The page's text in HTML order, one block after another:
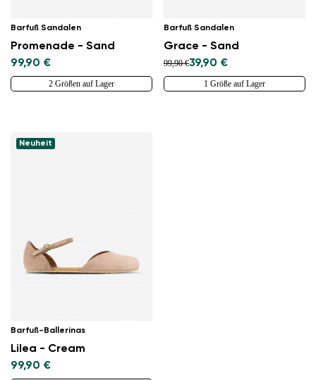
Land ändern
Barfuß Sandalen
Promenade - Sand
99,90 €
2 Größen auf Lager
Barfuß Sandalen
Grace - Sand
99,90 €39,90 €
1 Größe auf Lager
Neuheit
Barfuß-Ballerinas
Lilea - Cream
99,90 €